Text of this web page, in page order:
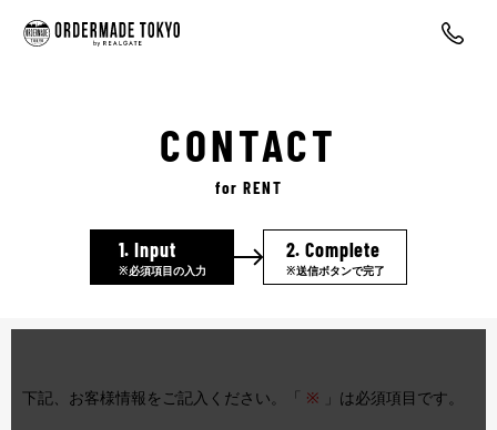
CONTACT
for RENT
1. Input
※必須項目の入力
2. Complete
※送信ボタンで完了
下記、お客様情報をご記入ください。「 ※ 」は必須項目です。